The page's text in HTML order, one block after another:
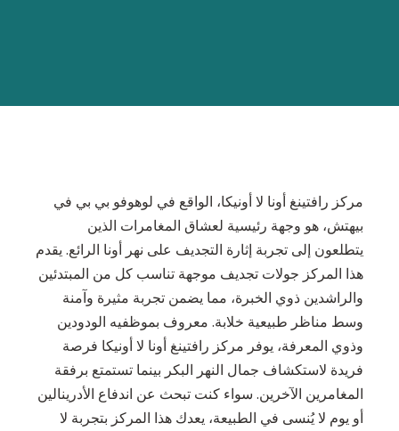
مركز رافتينغ أونا لا أونيكا، الواقع في لوهوفو بي بي في
بيهتش، هو وجهة رئيسية لعشاق المغامرات الذين
يتطلعون إلى تجربة إثارة التجديف على نهر أونا الرائع. يقدم
هذا المركز جولات تجديف موجهة تناسب كل من المبتدئين
والراشدين ذوي الخبرة، مما يضمن تجربة مثيرة وآمنة
وسط مناظر طبيعية خلابة. معروف بموظفيه الودودين
وذوي المعرفة، يوفر مركز رافتينغ أونا لا أونيكا فرصة
فريدة لاستكشاف جمال النهر البكر بينما تستمتع برفقة
المغامرين الآخرين. سواء كنت تبحث عن اندفاع الأدرينالين
أو يوم لا يُنسى في الطبيعة، يعدك هذا المركز بتجربة لا